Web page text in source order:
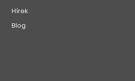
Hírek
Blog